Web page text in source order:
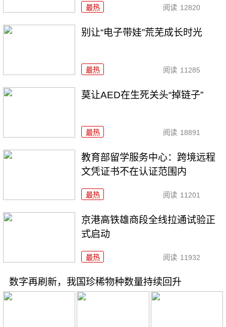
最热 阅读 12820
别让“电子带娃”荒芜成长时光
最热 阅读 11285
莫让AED在生死关头“掉链子”
最热 阅读 18891
教育部留学服务中心：跨境远程
文凭证书不在认证范围内
最热 阅读 11201
京港高铁雄商段全线拉通试验正
式启动
最热 阅读 11932
数字再刷新，我国珍稀物种数量持续回升